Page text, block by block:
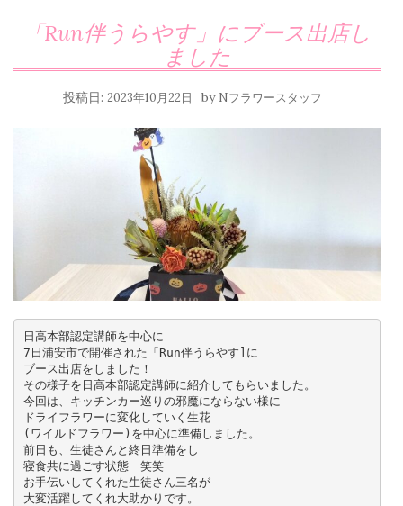
「Run伴うらやす」にブース出店し
ました
投稿日: 2023年10月22日 by Nフラワースタッフ
日高本部認定講師を中心に
7日浦安市で開催された「Run伴うらやす]に
ブース出店をしました！
その様子を日高本部認定講師に紹介してもらいました。
今回は、キッチンカー巡りの邪魔にならない様に
ドライフラワーに変化していく生花
(ワイルドフラワー)を中心に準備しました。
前日も、生徒さんと終日準備をし
寝食共に過ごす状態　笑笑
お手伝いしてくれた生徒さん三名が
大変活躍してくれ大助かりです。